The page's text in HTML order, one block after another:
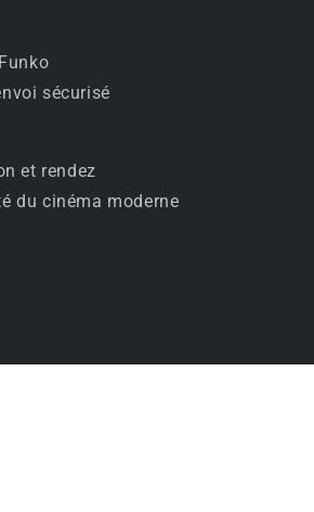
sécurisé
et rendez
du cinéma moderne